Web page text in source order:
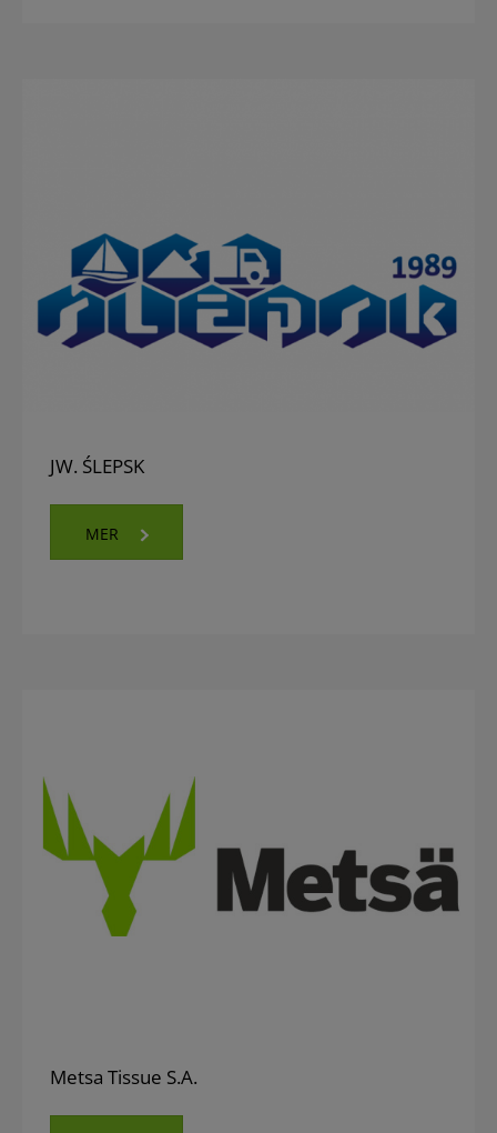
JW. ŚLEPSK
MER
Metsa Tissue S.A.